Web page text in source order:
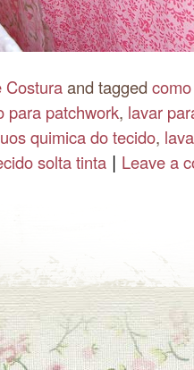
Costuraand tagged
para patchwork, lavar
quimica do tecido,
solta tinta | Leave a